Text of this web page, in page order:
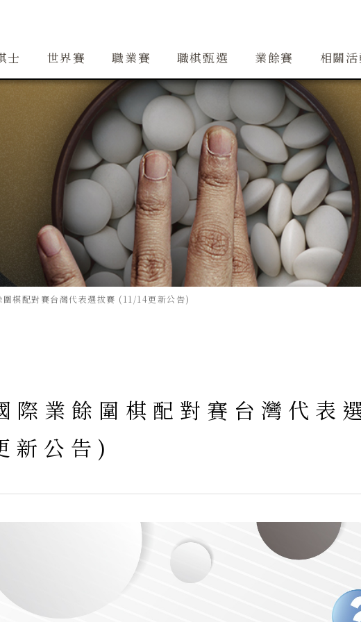
士 世界賽 職業賽 職棋甄選 業餘賽 相關
峰 創辦人簡介 大事紀 行事曆
精銳隊 道場 精銳隊交流
棋配對賽台灣代表選拔賽 (11/14更新公告)
際業餘圍棋配對賽台灣代表
公告)